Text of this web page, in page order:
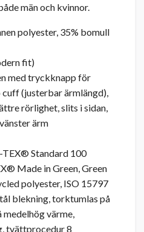
män och kvinnor.
polyester, 35% bomull
fit)
med tryckknapp för
(justerbar ärmlängd),
rörlighet, slits i sidan,
ärm
Standard 100
Made in Green, Green
polyester, ISO 15797
blekning, torktumlas på
värme,
tvättprocedur 8